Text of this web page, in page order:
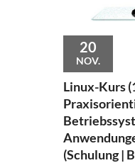
20
NOV.
Linux-Kurs
(Schulung |